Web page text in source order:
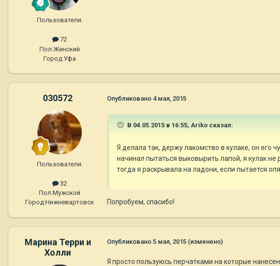
Пользователи.
72
Пол:Женский
Город:Уфа
030572
Пользователи.
32
Пол:Мужской
Город:Нижневартовск
Опубликовано 4 мая, 2015
В 04.05.2015 в 16:55, Ariko сказал:
Я делала так, держу лакомство в кулаке, он его
начинал пытаться выковырить лапой, я кулак не
тогда я раскрывала на ладони, если пытается
Попробуем, спасибо!
Марина Терри и
Холли
Опубликовано 5 мая, 2015 (изменено)
Я просто пользуюсь перчатками на которые